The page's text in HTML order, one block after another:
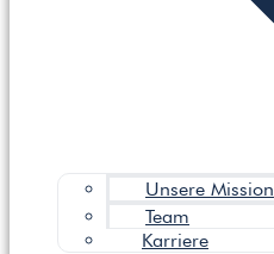
Unsere Mission
Team
Karriere